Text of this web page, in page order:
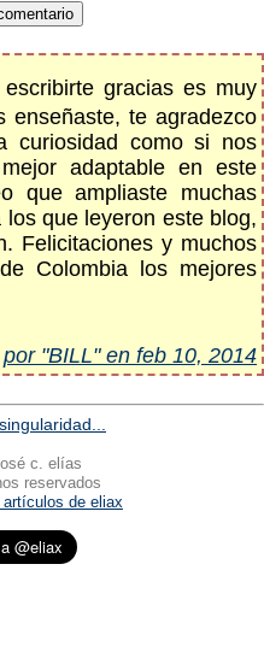
gracias es muy
enseñaste, te agradezco
curiosidad como si nos
adaptable en este
que ampliaste muchas
que leyeron este blog,
Felicitaciones y muchos
Colombia los mejores
por "BILL" en feb 10, 2014
c. elías
reservados
de eliax